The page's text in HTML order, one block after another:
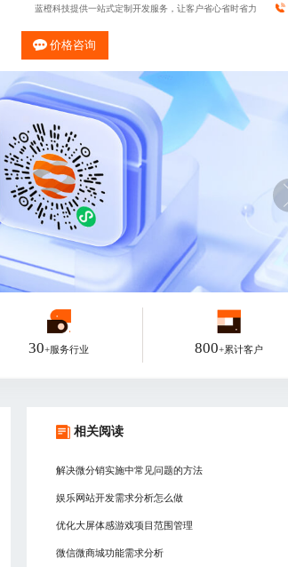
蓝橙科技提供一站式定制开发服务，让客户省心省时省力
价格咨询
30+服务行业 800+累计客户
相关阅读
解决微分销实施中常见问题的方法
娱乐网站开发需求分析怎么做
优化大屏体感游戏项目范围管理
微信微商城功能需求分析